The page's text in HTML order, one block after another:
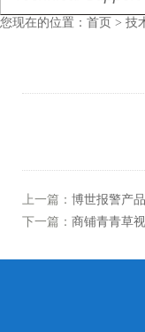
您现在的位置： 首页 > 技
上一篇： 博世报警产
下一篇： 商铺青青草